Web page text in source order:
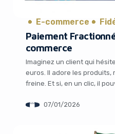
E-commerce
Paiement
commerce
Imaginez un client qui
euros. Il adore les produits,
freine. Et si, en un clic, il
devient possible, le panier
07/01/2026